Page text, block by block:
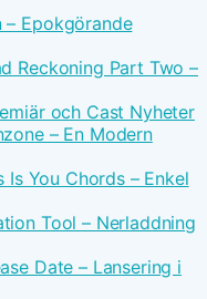
– Epokgörande
Reckoning Part Two –
och Cast Nyheter
– En Modern
Is You Chords – Enkel
Tool – Nerladdning
Date – Lansering i